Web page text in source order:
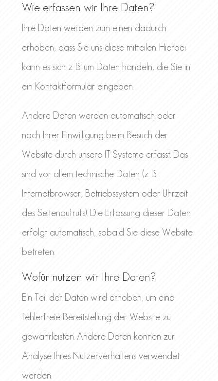
Wie erfassen wir Ihre Daten?
Ihre Daten werden zum einen dadurch
erhoben, dass Sie uns diese mitteilen. Hierbei
kann es sich z. B. um Daten handeln, die Sie in
ein Kontaktformular eingeben.
Andere Daten werden automatisch oder
nach Ihrer Einwilligung beim Besuch der
Website durch unsere IT-Systeme erfasst. Das
sind vor allem technische Daten (z. B.
Internetbrowser, Betriebssystem oder Uhrzeit
des Seitenaufrufs). Die Erfassung dieser Daten
erfolgt automatisch, sobald Sie diese Website
betreten.
Wofür nutzen wir Ihre Daten?
Ein Teil der Daten wird erhoben, um eine
fehlerfreie Bereitstellung der Website zu
gewährleisten. Andere Daten können zur
Analyse Ihres Nutzerverhaltens verwendet
werden.